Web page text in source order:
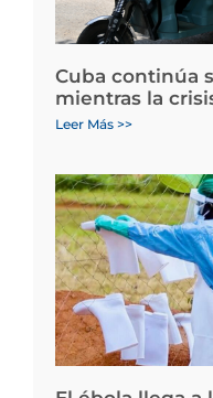
Cuba continúa
mientras la
Leer Más >>